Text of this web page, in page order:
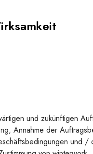
und zukünftigen
Annahme der
und /